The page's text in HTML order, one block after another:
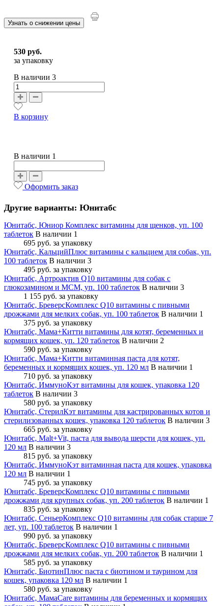
Узнать о снижении цены
530 руб.
за упаковку
В наличии 3
В корзину
В наличии 1
Оформить заказ
Другие варианты: Юнитабс
Юнитабс, Юниор Комплекс витамины для щенков, уп. 100
таблеток В наличии 1
695 руб. за упаковку
Юнитабс, КальцийПлюс витамины с кальцием для собак, уп.
100 таблеток В наличии 3
495 руб. за упаковку
Юнитабс, Артроактив Q10 витамины для собак с
глюкозамином и МСМ, уп. 100 таблеток В наличии 3
1 155 руб. за упаковку
Юнитабс, БреверсКомплекс Q10 витамины с пивными
дрожжами для мелких собак, уп. 100 таблеток В наличии 1
375 руб. за упаковку
Юнитабс, Мама+Китти витамины для котят, беременных и
кормящих кошек, уп. 120 таблеток В наличии 2
590 руб. за упаковку
Юнитабс, Мама+Китти витаминная паста для котят,
беременных и кормящих кошек, уп. 120 мл В наличии 1
710 руб. за упаковку
Юнитабс, ИммуноКэт витамины для кошек, упаковка 120
таблеток В наличии 3
580 руб. за упаковку
Юнитабс, СтерилКэт витамины для кастрированных котов и
стерилизованных кошек, упаковка 120 таблеток В наличии 3
665 руб. за упаковку
Юнитабс, Malt+Vit, паста для вывода шерсти для кошек, уп.
120 мл В наличии 3
815 руб. за упаковку
Юнитабс, ИммуноКэт витаминная паста для кошек, упаковка
120 мл В наличии 1
745 руб. за упаковку
Юнитабс, БреверсКомплекс Q10 витамины с пивными
дрожжами для крупных собак, уп. 200 таблеток В наличии 1
835 руб. за упаковку
Юнитабс, СеньерКомплекс Q10 витамины для собак старше 7
лет, уп. 100 таблеток В наличии 1
990 руб. за упаковку
Юнитабс, БреверсКомплекс Q10 витамины с пивными
дрожжами для мелких собак, уп. 200 таблеток В наличии 1
585 руб. за упаковку
Юнитабс, БиотинПлюс паста с биотином и таурином для
кошек, упаковка 120 мл В наличии 1
580 руб. за упаковку
Юнитабс, МамаCare витамины для беременных и кормящих